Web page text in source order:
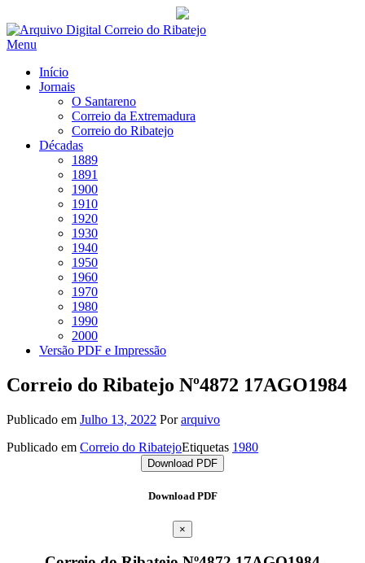
Saltar
para
Menu
Início
Jornais
O Santareno
Correio da Extremadura
Correio do Ribatejo
Décadas
1889
1891
1900
1910
1920
1930
1940
1950
1960
1970
1980
1990
2000
Versão PDF e Impressão
Correio do Ribatejo Nº4872 17AGO1984
Publicado em Julho 13, 2022 Porarquivo
Publicado em Correio do RibatejoEtiquetas 1980
Download PDF
Download PDF
×